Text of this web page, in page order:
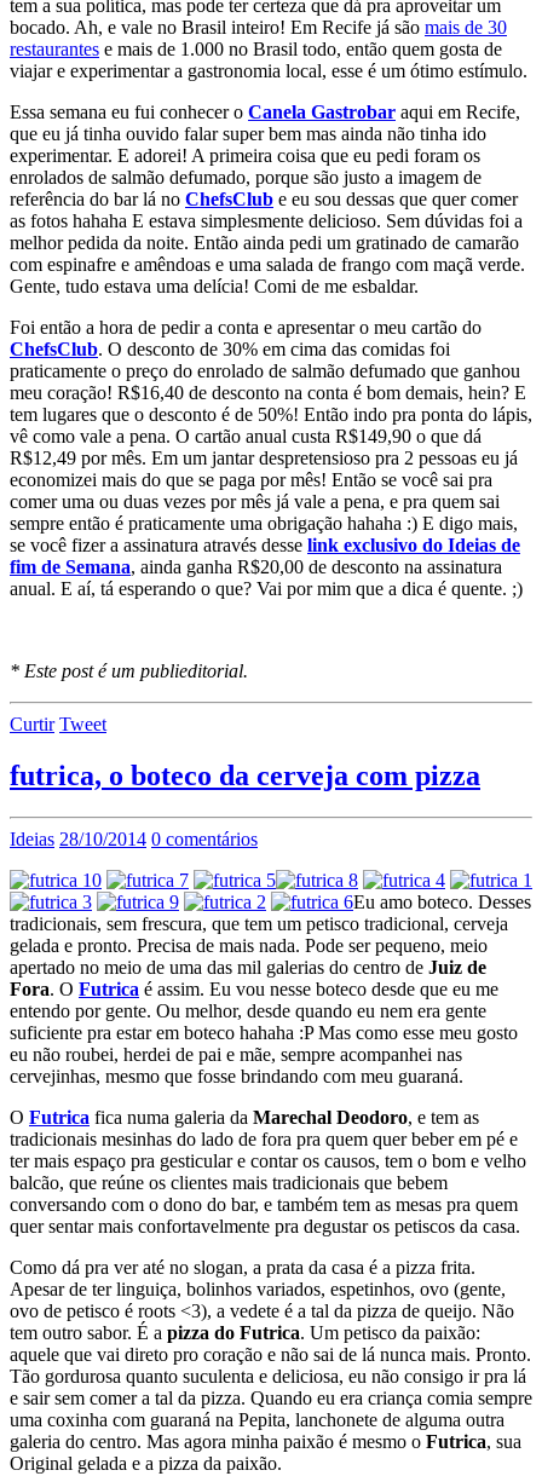
tem a sua política, mas pode ter certeza que dá pra aproveitar um
bocado. Ah, e vale no Brasil inteiro! Em Recife já são mais de 30
restaurantes e mais de 1.000 no Brasil todo, então quem gosta de
viajar e experimentar a gastronomia local, esse é um ótimo estímulo.
Essa semana eu fui conhecer o Canela Gastrobar aqui em Recife,
que eu já tinha ouvido falar super bem mas ainda não tinha ido
experimentar. E adorei! A primeira coisa que eu pedi foram os
enrolados de salmão defumado, porque são justo a imagem de
referência do bar lá no ChefsClub e eu sou dessas que quer comer
as fotos hahaha E estava simplesmente delicioso. Sem dúvidas foi a
melhor pedida da noite. Então ainda pedi um gratinado de camarão
com espinafre e amêndoas e uma salada de frango com maçã verde.
Gente, tudo estava uma delícia! Comi de me esbaldar.
Foi então a hora de pedir a conta e apresentar o meu cartão do
ChefsClub. O desconto de 30% em cima das comidas foi
praticamente o preço do enrolado de salmão defumado que ganhou
meu coração! R$16,40 de desconto na conta é bom demais, hein? E
tem lugares que o desconto é de 50%! Então indo pra ponta do lápis,
vê como vale a pena. O cartão anual custa R$149,90 o que dá
R$12,49 por mês. Em um jantar despretensioso pra 2 pessoas eu já
economizei mais do que se paga por mês! Então se você sai pra
comer uma ou duas vezes por mês já vale a pena, e pra quem sai
sempre então é praticamente uma obrigação hahaha :) E digo mais,
se você fizer a assinatura através desse link exclusivo do Ideias de
fim de Semana, ainda ganha R$20,00 de desconto na assinatura
anual. E aí, tá esperando o que? Vai por mim que a dica é quente. ;)
* Este post é um publieditorial.
Curtir Tweet
futrica, o boteco da cerveja com pizza
Ideias 28/10/2014 0 comentários
Eu amo boteco. Desses
tradicionais, sem frescura, que tem um petisco tradicional, cerveja
gelada e pronto. Precisa de mais nada. Pode ser pequeno, meio
apertado no meio de uma das mil galerias do centro de Juiz de
Fora. O Futrica é assim. Eu vou nesse boteco desde que eu me
entendo por gente. Ou melhor, desde quando eu nem era gente
suficiente pra estar em boteco hahaha :P Mas como esse meu gosto
eu não roubei, herdei de pai e mãe, sempre acompanhei nas
cervejinhas, mesmo que fosse brindando com meu guaraná.
O Futrica fica numa galeria da Marechal Deodoro, e tem as
tradicionais mesinhas do lado de fora pra quem quer beber em pé e
ter mais espaço pra gesticular e contar os causos, tem o bom e velho
balcão, que reúne os clientes mais tradicionais que bebem
conversando com o dono do bar, e também tem as mesas pra quem
quer sentar mais confortavelmente pra degustar os petiscos da casa.
Como dá pra ver até no slogan, a prata da casa é a pizza frita.
Apesar de ter linguiça, bolinhos variados, espetinhos, ovo (gente,
ovo de petisco é roots <3), a vedete é a tal da pizza de queijo. Não
tem outro sabor. É a pizza do Futrica. Um petisco da paixão:
aquele que vai direto pro coração e não sai de lá nunca mais. Pronto.
Tão gordurosa quanto suculenta e deliciosa, eu não consigo ir pra lá
e sair sem comer a tal da pizza. Quando eu era criança comia sempre
uma coxinha com guaraná na Pepita, lanchonete de alguma outra
galeria do centro. Mas agora minha paixão é mesmo o Futrica, sua
Original gelada e a pizza da paixão.